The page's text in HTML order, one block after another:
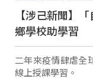
【涉己新聞】
鄉學校助學習
二年來疫情肆虐全
線上授課學習。